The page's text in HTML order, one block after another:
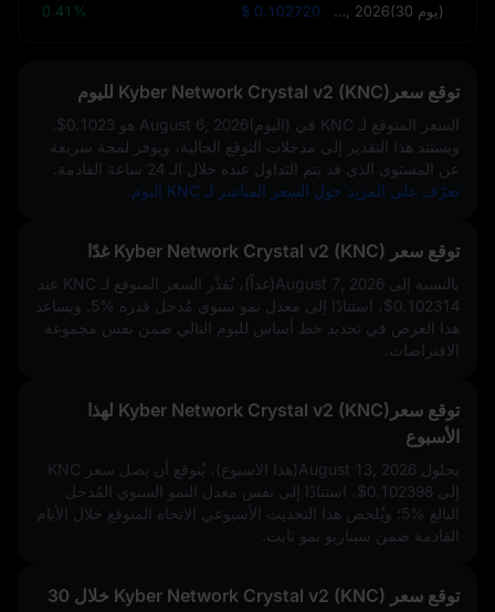
September 5, 2026(30 يوم) $ 0.102720
0.41%
توقع سعرKyber Network Crystal v2 (KNC) لليوم
السعر المتوقع لـ KNC في August 6, 2026(اليوم) هو $0.1023
ويستند هذا التقدير إلى مدخلات التوقع الحالية، ويوفر لمحة سريعة
عن المستوى الذي قد يتم التداول عنده خلال الـ 24 ساعة القادمة.
تعرّف على المزيد حول السعر المباشر لـ KNC اليوم.
توقع سعر Kyber Network Crystal v2 (KNC) غدًا
بالنسبة إلى August 7, 2026(غداً)، يُقدَّر السعر المتوقع لـ KNC عند
$0.102314، استنادًا إلى معدل نمو سنوي مُدخل قدره 5% . ويساعد
هذا العرض في تحديد خط أساس لليوم التالي ضمن نفس مجموعة
الافتراضات.
توقع سعرKyber Network Crystal v2 (KNC) لهذا
الأسبوع
بحلول August 13, 2026(هذا الاسبوع)، يُتوقع أن يصل سعر KNC
إلى $0.102398، استنادًا إلى نفس معدل النمو السنوي المُدخل
البالغ 5%؛ ويُلخص هذا التحديث الأسبوعي الاتجاه المتوقع خلال الأيام
القادمة ضمن سيناريو نمو ثابت.
توقع سعر Kyber Network Crystal v2 (KNC) خلال 30